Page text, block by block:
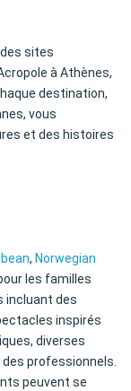
sites
à Athènes,
destination,
vous
et des histoires
, Norwegian
les familles
incluant des
inspirés
diverses
professionnels.
peuvent se